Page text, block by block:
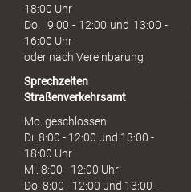
18:00 Uhr
Do. 9:00 - 12:00 und 13:00 -
16:00 Uhr
oder nach Vereinbarung
Sprechzeiten
Straßenverkehrsamt
Mo. geschlossen
Di. 8:00 - 12:00 und 13:00 -
18:00 Uhr
Mi. 8:00 - 12:00 Uhr
Do. 8:00 - 12:00 und 13:00 -